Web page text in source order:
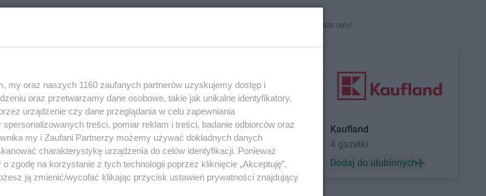
należące do lokalnych sieci oraz duże, znane super- i hipermarkety. Najlepsze promocje i najniższe ceny!
PEPCO
Brak gazetek
Dodaj do ulubionych
dino
1 gazetka
Dodaj do ulubionych
Kaufland
4 gazetki
Dodaj do ulubionych
my oraz naszych 1160 zaufanych partnerów uzyskujemy dostęp i
oraz przetwarzamy dane osobowe, takie jak unikalne identyfikatory,
urządzenie czy dane przeglądania w celu zapewniania
treści, pomiar reklam i treści, badanie odbiorców oraz
my i Zaufani Partnerzy możemy używać dokładnych danych
charakterystykę urządzenia do celów identyfikacji. Ponieważ
zgodę na korzystanie z tych technologii poprzez kliknięcie „Akceptuję”.
ją zmienić/wycofać klikając przycisk ustawień prywatności znajdujący